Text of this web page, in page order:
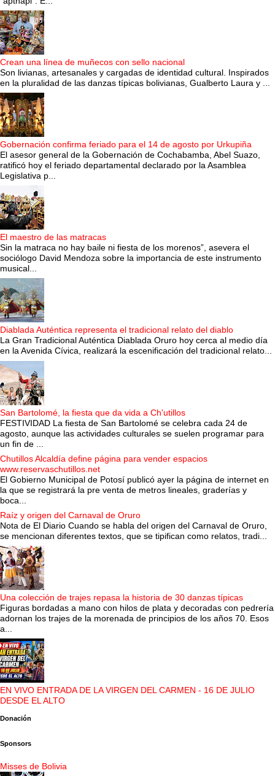
Crean una línea de muñecos con sello nacional
Son livianas, artesanales y cargadas de identidad cultural. Inspirados
en la pluralidad de las danzas típicas bolivianas, Gualberto Laura y ...
Gobernación confirma feriado para el 14 de agosto por Urkupiña
El asesor general de la Gobernación de Cochabamba, Abel Suazo,
ratificó hoy el feriado departamental declarado por la Asamblea
Legislativa p...
El maestro de las matracas
Sin la matraca no hay baile ni fiesta de los morenos”, asevera el
sociólogo David Mendoza sobre la importancia de este instrumento
musical...
Diablada Auténtica representa el tradicional relato del diablo
La Gran Tradicional Auténtica Diablada Oruro hoy cerca al medio día
en la Avenida Cívica, realizará la escenificación del tradicional relato...
San Bartolomé, la fiesta que da vida a Ch'utillos
FESTIVIDAD La fiesta de San Bartolomé se celebra cada 24 de
agosto, aunque las actividades culturales se suelen programar para
un fin de ...
Chutillos Alcaldía define página para vender espacios
www.reservaschutillos.net
El Gobierno Municipal de Potosí publicó ayer la página de internet en
la que se registrará la pre venta de metros lineales, graderías y
boca...
Raíz y origen del Carnaval de Oruro
Nota de El Diario Cuando se habla del origen del Carnaval de Oruro,
se mencionan diferentes textos, que se tipifican como relatos, tradi...
Una colección de trajes repasa la historia de 30 danzas típicas
Figuras bordadas a mano con hilos de plata y decoradas con pedrería
adornan los trajes de la morenada de principios de los años 70. Esos
a...
EN VIVO ENTRADA DE LA VIRGEN DEL CARMEN - 16 DE JULIO
DESDE EL ALTO
Donación
Sponsors
Misses de Bolivia